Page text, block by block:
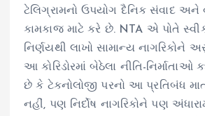
ટેલિગ્રામનો ઉપયોગ દૈનિક સંવાદ અને
કામકાજ માટે કરે છે. NTA એ પોતે
નિર્ણયથી લાખો સામાન્ય નાગરિકોને
આ કોરિડોરમાં બેઠેલા નીતિ-
છે કે ટેકનોલોજી પરનો આ પ્રતિબંધ
નહીં, પણ નિર્દોષ નાગરિકોને પણ